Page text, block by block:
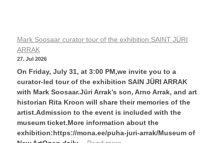
Mark Soosaar curator tour of the exhibition SAINT JÜRI
ARRAK
27. Jul 2026
On Friday, July 31, at 3:00 PM,we invite you to a
curator-led tour of the exhibition SAIN JÜRI ARRAK
with Mark Soosaar.Jüri Arrak’s son, Arno Arrak, and art
historian Rita Kroon will share their memories of the
artist.Admission to the event is included with the
museum ticket.More information about the
exhibition:https://mona.ee/puha-juri-arrak/Museum of